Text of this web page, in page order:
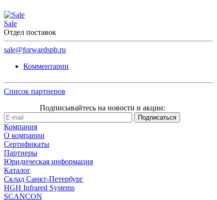
Sale
Отдел поставок
sale@forwardspb.ru
Комментарии
Список партнеров
Подписывайтесь на новости и акции:
Компания
О компании
Сертификаты
Партнеры
Юридическая информация
Каталог
Cклад Санкт-Петербург
HGH Infrared Systems
SCANCON